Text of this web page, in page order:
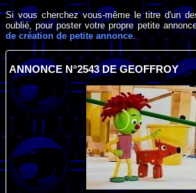
Si vous cherchez vous-même le titre d'un
oublié, pour poster votre propre petite
de création de petite annonce .
ANNONCE N°2543 DE GEOFFROY